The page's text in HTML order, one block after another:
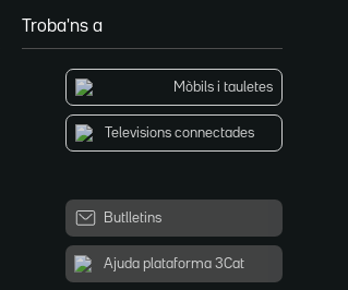
Troba'ns a
Mòbils i tauletes
Televisions connectades
Butlletins
Ajuda plataforma 3Cat